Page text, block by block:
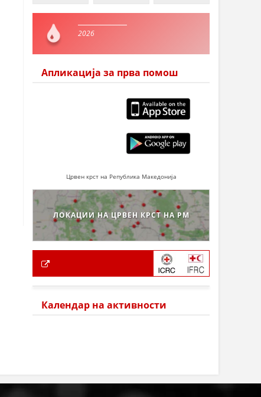
2026
Апликација за прва помош
Црвен крст на Република Македонија
ЛОКАЦИИ НА ЦРВЕН КРСТ НА РМ
Календар на активности